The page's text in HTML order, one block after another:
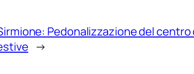
Pedonalizzazione del
→